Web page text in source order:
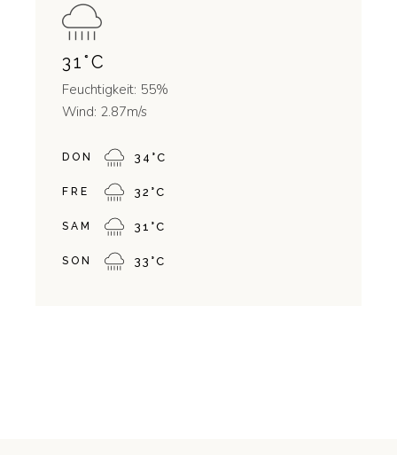
31°C
Feuchtigkeit: 55%
Wind: 2.87m/s
DON 34 °C
FRE 32 °C
SAM 31 °C
SON 33 °C